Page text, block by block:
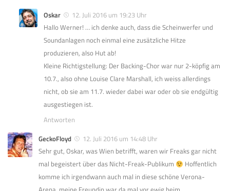
Oskar
12. Juli 2016 um 19:23 Uhr
Hallo Werner! … ich denke auch, dass die Scheinwerfer und
Soundanlagen noch einmal eine zusätzliche Hitze
produzieren, also Hut ab!
Kleine Richtigstellung: Der Backing-Chor war nur 2-köpfig am
10.7., also ohne Louise Clare Marshall, ich weiss allerdings
nicht, ob sie am 11.7. wieder dabei war oder ob sie endgültig
ausgestiegen ist.
Antworten
GeckoFloyd
12. Juli 2016 um 14:48 Uhr
Sehr gut, Oskar, was Wien betrifft, waren wir Freaks gar nicht
mal begeistert über das Nicht-Freak-Publikum
Hoffentlich
komme ich irgendwann auch mal in diese schöne Verona-